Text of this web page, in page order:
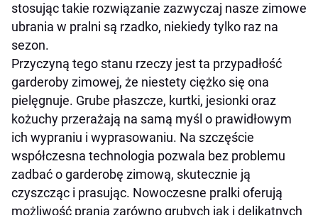
stosując takie rozwiązanie zazwyczaj nasze zimowe
ubrania w pralni są rzadko, niekiedy tylko raz na
sezon.
Przyczyną tego stanu rzeczy jest ta przypadłość
garderoby zimowej, że niestety ciężko się ona
pielęgnuje. Grube płaszcze, kurtki, jesionki oraz
kożuchy przerażają na samą myśl o prawidłowym
ich wypraniu i wyprasowaniu. Na szczęście
współczesna technologia pozwala bez problemu
zadbać o garderobę zimową, skutecznie ją
czyszcząc i prasując. Nowoczesne pralki oferują
możliwość prania zarówno grubych jak i delikatnych